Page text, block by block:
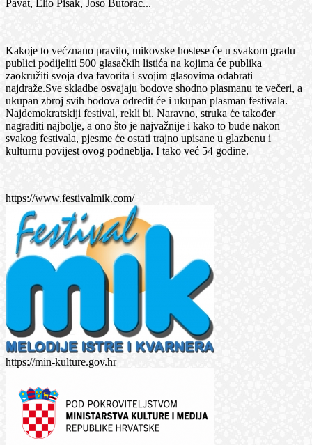
Pavat, Elio Pisak, Joso Butorac...
Kakoje to većznano pravilo, mikovske hostese će u svakom gradu
publici podijeliti 500 glasačkih listića na kojima će publika
zaokružiti svoja dva favorita i svojim glasovima odabrati
najdraže.Sve skladbe osvajaju bodove shodno plasmanu te večeri, a
ukupan zbroj svih bodova odredit će i ukupan plasman festivala.
Najdemokratskiji festival, rekli bi. Naravno, struka će također
nagraditi najbolje, a ono što je najvažnije i kako to bude nakon
svakog festivala, pjesme će ostati trajno upisane u glazbenu i
kulturnu povijest ovog podneblja. I tako već 54 godine.
https://www.festivalmik.com/
https://min-kulture.gov.hr